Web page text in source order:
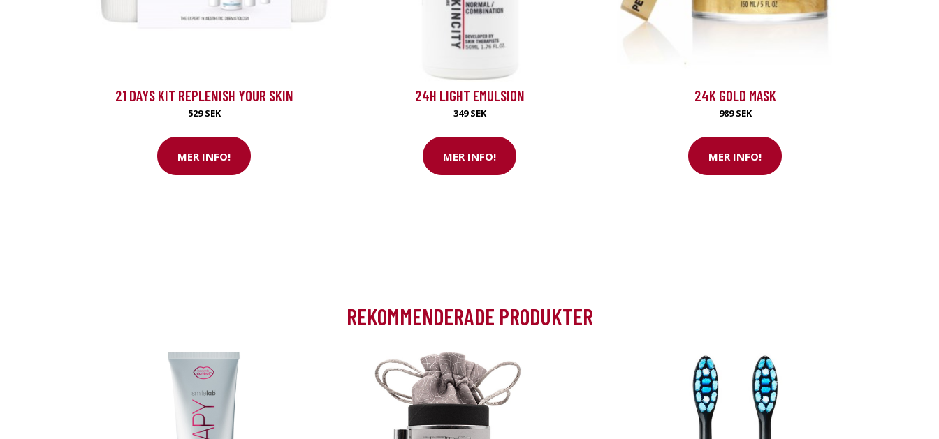
21 DAYS KIT REPLENISH YOUR SKIN
529 SEK
MER INFO!
24H LIGHT EMULSION
349 SEK
MER INFO!
24K GOLD MASK
989 SEK
MER INFO!
REKOMMENDERADE PRODUKTER
Specialerbjudande
Från vår sponsor
Hairtransplantation.com
Nu med 200 € i rabatt